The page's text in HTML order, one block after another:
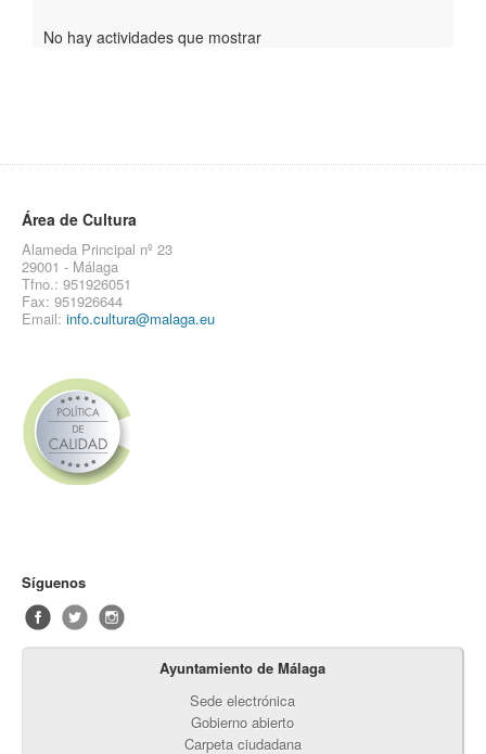
No hay actividades que mostrar
Área de Cultura
Alameda Principal nº 23
29001 - Málaga
Tfno.: 951926051
Fax: 951926644
Email: info.cultura@malaga.eu
Síguenos
Ayuntamiento de Málaga
Sede electrónica
Gobierno abierto
Carpeta ciudadana